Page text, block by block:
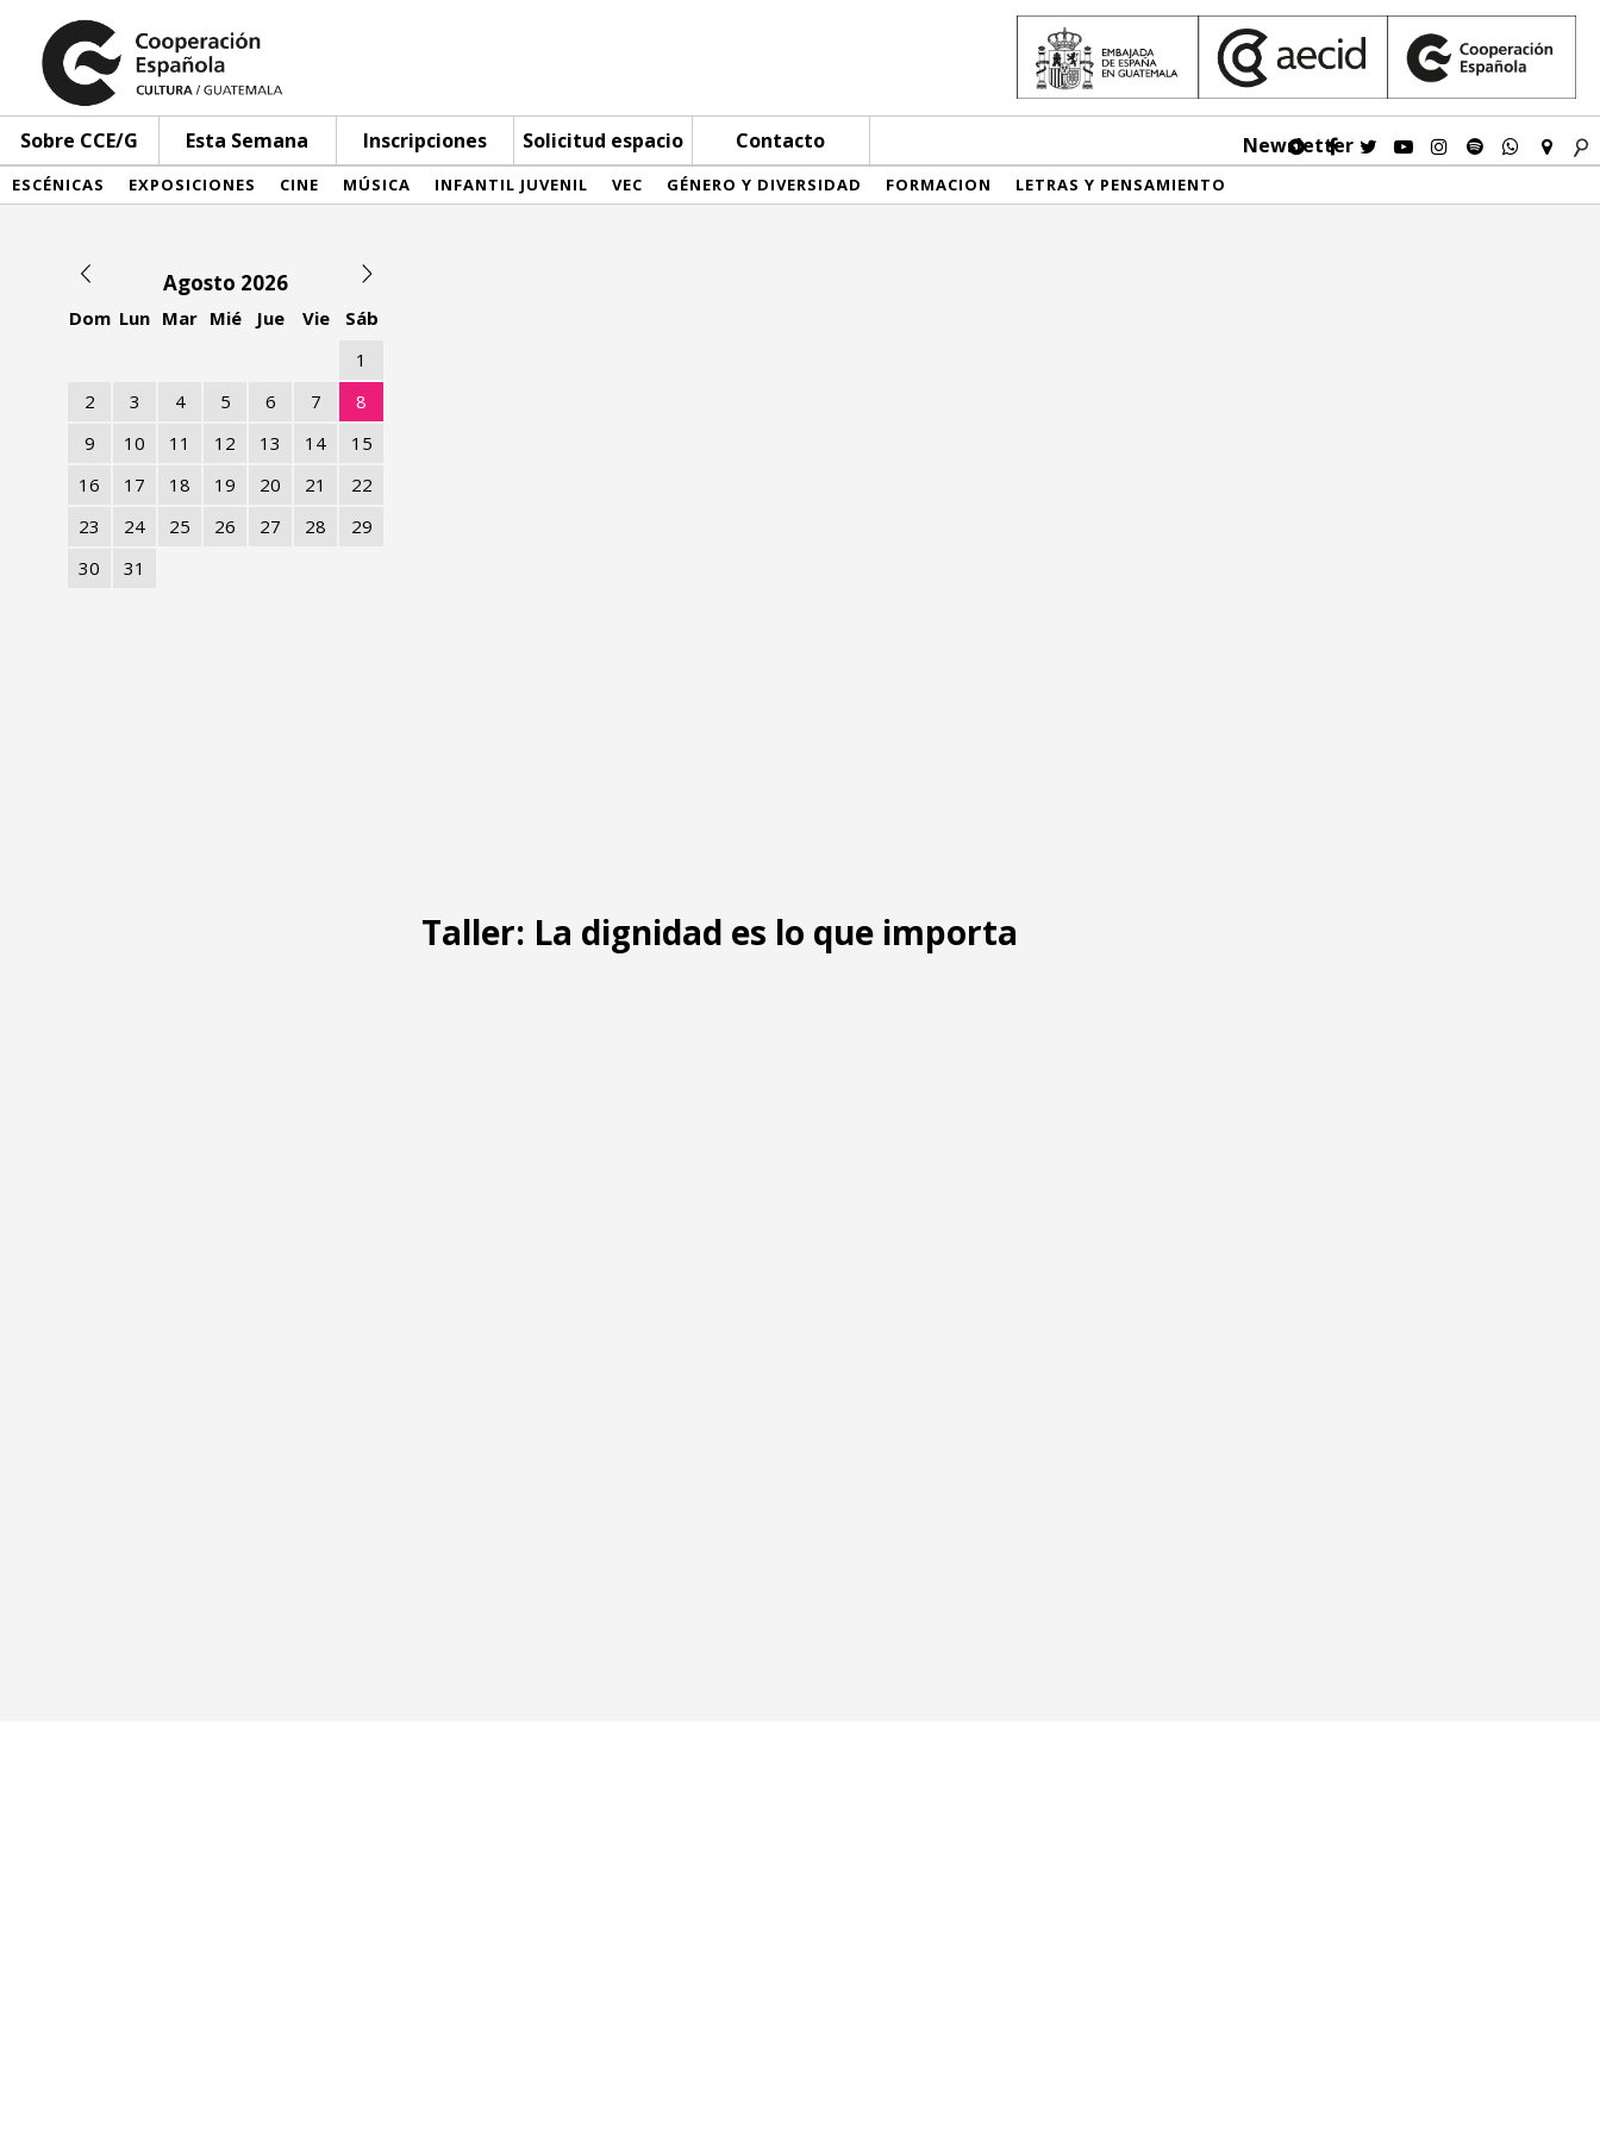
Sobre CCE/G Esta Semana Inscripciones Solicitud espacio Contacto Newsletter
ESCÉNICAS EXPOSICIONES CINE MÚSICA INFANTIL JUVENIL VEC GÉNERO Y DIVERSIDAD FORMACION LETRAS Y PENSAMIENTO
Agosto 2026
Dom Lun Mar Mié Jue Vie
Sáb
1
2
3 4 5 6 7
8
9
10 11 12 13 14
15
16
17 18 19 20 21
22
23
24 25 26 27 28
29
30
31
Taller: La dignidad es lo que importa